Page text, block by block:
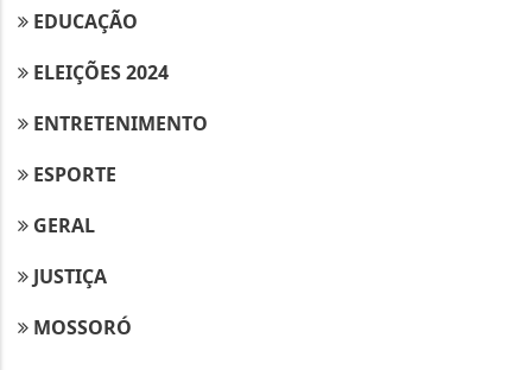
EDUCAÇÃO
ELEIÇÕES 2024
ENTRETENIMENTO
ESPORTE
GERAL
JUSTIÇA
MOSSORÓ
Termos de Uso e Privacidade
Esse site utiliza cookies para melhorar sua
experiência de navegação. Ao continuar o acesso,
entendemos que você concorda com nossos Termos